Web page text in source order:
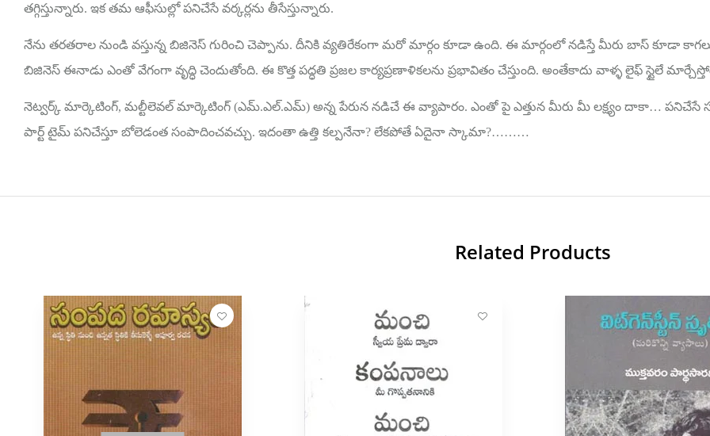
తగ్గిస్తున్నారు. ఇక తమ ఆఫీసుల్లో పనిచేసే వర్కర్లను తీసేస్తున్నారు.
నేను తరతరాల నుండి వస్తున్న బిజినెస్ గురించి చెప్పాను. దీనికి వ్యతిరేకంగా మరో మార్గం కూడా ఉంది. ఈ మార్గంలో నడిస్తే మీరు బాస్ కూడా
బిజినెస్ ఈనాడు ఎంతో వేగంగా వృద్ధి చెందుతోంది. ఈ కొత్త పద్ధతి ప్రజల కార్యప్రణాళికలను ప్రభావితం చేస్తుంది. అంతేకాదు వాళ్ళ లైఫ్ స్టైలే
నెట్వర్క్ మార్కెటింగ్, మల్టీలెవల్ మార్కెటింగ్ (ఎమ్.ఎల్.ఎమ్) అన్న పేరున నడిచే ఈ వ్యాపారం. ఎంతో పై ఎత్తున మీరు మీ లక్ష్యం దాకా…
పార్ట్ టైమ్ పనిచేస్తూ బోలెడంత సంపాదించవచ్చు. ఇదంతా ఉత్తి కల్పనేనా? లేకపోతే ఏదైనా స్కామా?………
Related Products